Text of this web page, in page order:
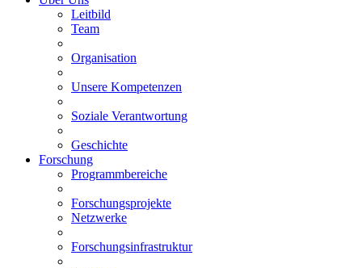
Leitbild
Team
Organisation
Unsere Kompetenzen
Soziale Verantwortung
Geschichte
Forschung
Programmbereiche
Forschungsprojekte
Netzwerke
Forschungsinfrastruktur